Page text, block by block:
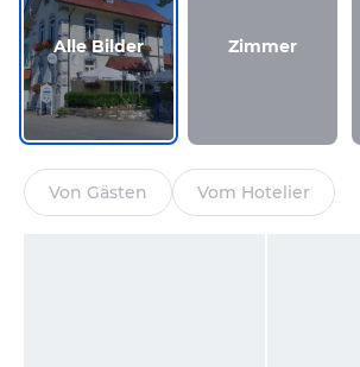
Alle Bilder Zimmer
Von Gästen Vom Hotelier